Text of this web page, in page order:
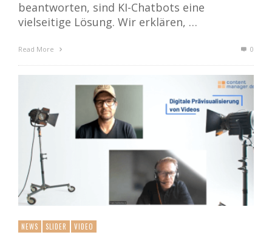
beantworten, sind KI-Chatbots eine
vielseitige Lösung. Wir erklären, …
Read More 0
NEWS SLIDER VIDEO